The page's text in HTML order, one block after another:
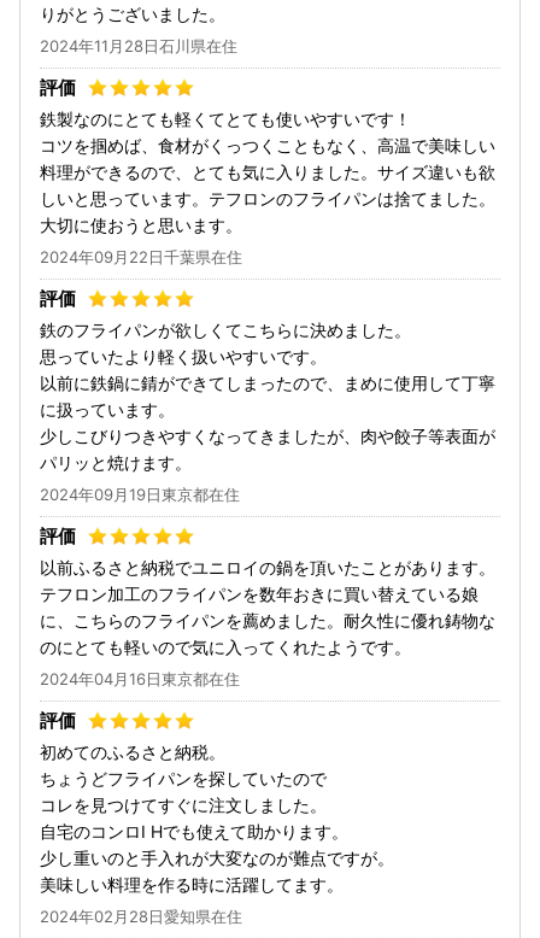
りがとうございました。
2024年11月28日石川県在住
鉄製なのにとても軽くてとても使いやすいです！
コツを掴めば、食材がくっつくこともなく、高温で美味しい
料理ができるので、とても気に入りました。サイズ違いも欲
しいと思っています。テフロンのフライパンは捨てました。
大切に使おうと思います。
2024年09月22日千葉県在住
鉄のフライパンが欲しくてこちらに決めました。
思っていたより軽く扱いやすいです。
以前に鉄鍋に錆ができてしまったので、まめに使用して丁寧
に扱っています。
少しこびりつきやすくなってきましたが、肉や餃子等表面が
パリッと焼けます。
2024年09月19日東京都在住
以前ふるさと納税でユニロイの鍋を頂いたことがあります。
テフロン加工のフライパンを数年おきに買い替えている娘
に、こちらのフライパンを薦めました。耐久性に優れ鋳物な
のにとても軽いので気に入ってくれたようです。
2024年04月16日東京都在住
初めてのふるさと納税。
ちょうどフライパンを探していたので
コレを見つけてすぐに注文しました。
自宅のコンロI Hでも使えて助かります。
少し重いのと手入れが大変なのが難点ですが。
美味しい料理を作る時に活躍してます。
2024年02月28日愛知県在住